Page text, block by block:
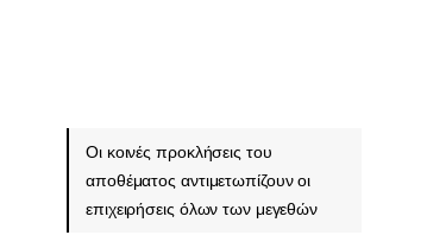
Οι κοινές προκλήσεις του
αποθέματος αντιμετωπίζουν οι
επιχειρήσεις όλων των μεγεθών